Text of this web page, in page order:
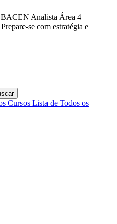
Analista Área 4
se com estratégia e
Cursos Lista de Todos os